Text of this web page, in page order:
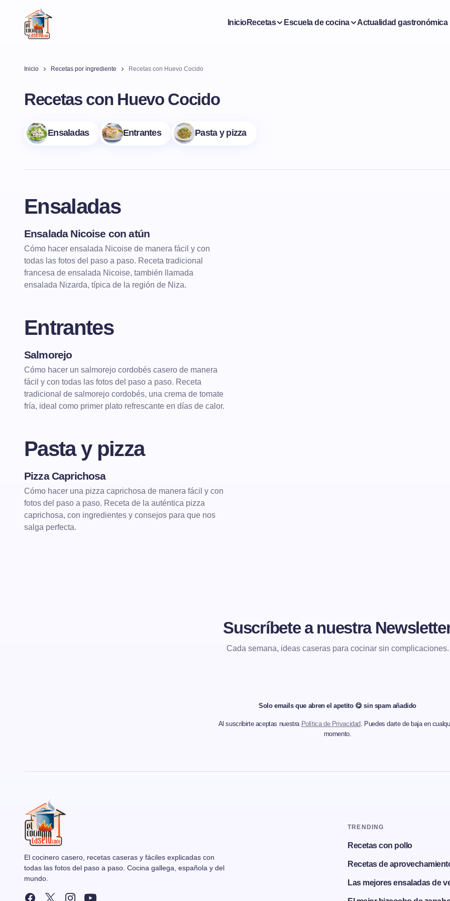
InicioRecetas Escuela de cocina Actualidad gastronómica
Inicio Recetas por ingrediente Recetas con Huevo Cocido
Recetas con Huevo Cocido
Ensaladas Entrantes Pasta y pizza
Ensaladas
Ensalada Nicoise con atún
Cómo hacer ensalada Nicoise de manera fácil y con
todas las fotos del paso a paso. Receta tradicional
francesa de ensalada Nicoise, también llamada
ensalada Nizarda, típica de la región de Niza.
Entrantes
Salmorejo
Cómo hacer un salmorejo cordobés casero de manera
fácil y con todas las fotos del paso a paso. Receta
tradicional de salmorejo cordobés, una crema de tomate
fría, ideal como primer plato refrescante en días de calor.
Pasta y pizza
Pizza Caprichosa
Cómo hacer una pizza caprichosa de manera fácil y con
fotos del paso a paso. Receta de la auténtica pizza
caprichosa, con ingredientes y consejos para que nos
salga perfecta.
Suscríbete a nuestra
Cada semana, ideas caseras para cocinar sin complicaciones.
Solo emails que abren el apetito 😋 sin spam añadido
Al suscribirte aceptas nuestra Política de Privacidad. Puedes darte de baja en
momento.
El cocinero casero, recetas caseras y fáciles explicadas con
todas las fotos del paso a paso. Cocina gallega, española y del
mundo.
TRENDING
Recetas con pollo
Recetas de
Las mejores ensaladas de